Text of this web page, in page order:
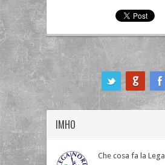
IMHO
Che cosa fa la Lega